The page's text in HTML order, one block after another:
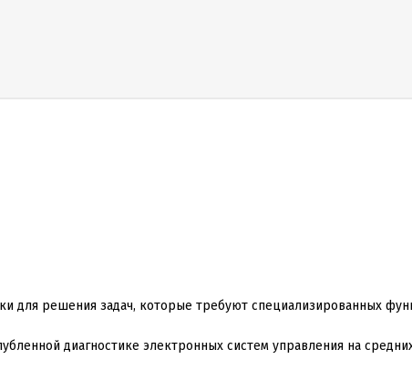
для решения задач, которые требуют специализированных
диагностике электронных систем управления на